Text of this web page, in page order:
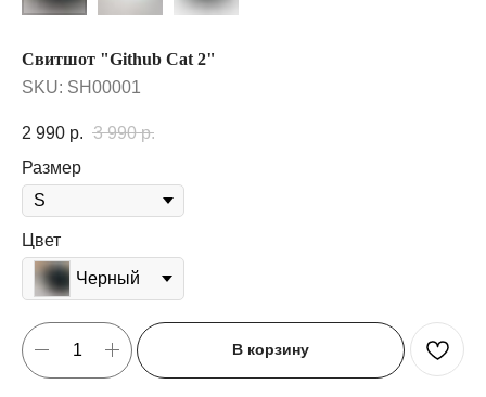
Свитшот "Github Cat 2"
SKU: SH00001
2 990 р. 3 990 р.
Размер
Цвет
Черный
В корзину